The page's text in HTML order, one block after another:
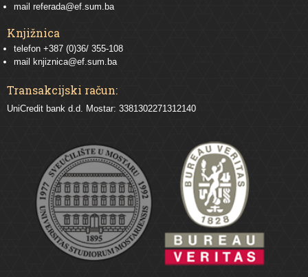
mail referada@ef.sum.ba
Knjižnica
telefon +387 (0)36/ 355-108
mail knjiznica@ef.sum.ba
Transakcijski račun:
UniCredit bank d.d. Mostar: 3381302271312140